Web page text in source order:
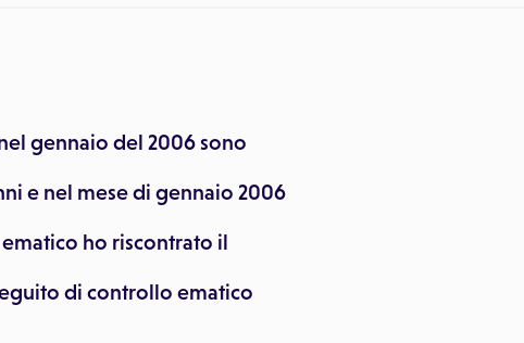
gennaio del 2006 sono
e nel mese di gennaio 2006
ho riscontrato il
di controllo ematico